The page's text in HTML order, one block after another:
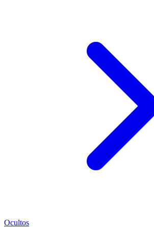
Ocultos